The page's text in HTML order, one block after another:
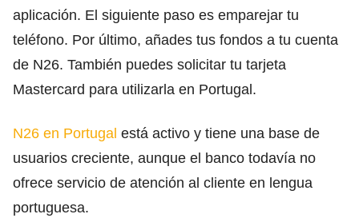
aplicación. El siguiente paso es emparejar tu
teléfono. Por último, añades tus fondos a tu cuenta
de N26. También puedes solicitar tu tarjeta
Mastercard para utilizarla en Portugal.
N26 en Portugal está activo y tiene una base de
usuarios creciente, aunque el banco todavía no
ofrece servicio de atención al cliente en lengua
portuguesa.